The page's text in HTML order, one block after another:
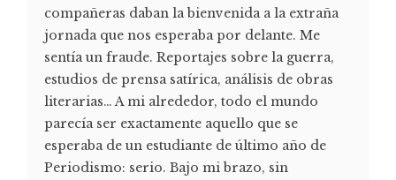
compañeras daban la bienvenida a la extraña
jornada que nos esperaba por delante. Me
sentía un fraude. Reportajes sobre la guerra,
estudios de prensa satírica, análisis de obras
literarias… A mi alrededor, todo el mundo
parecía ser exactamente aquello que se
esperaba de un estudiante de último año de
Periodismo: serio. Bajo mi brazo, sin